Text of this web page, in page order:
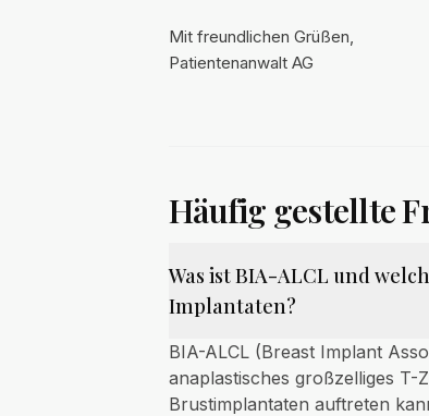
Mit freundlichen Grüßen,
Patientenanwalt AG
Häufig gestellte
Was ist BIA-ALCL und
Implantaten?
BIA-ALCL (Breast Implant
anaplastisches großzelliges
Brustimplantaten auftreten